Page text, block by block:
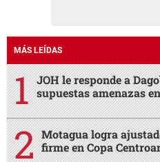
MÁS LEÍDAS
JOH le responde a
supuestas amenazas
Motagua logra
firme en Copa